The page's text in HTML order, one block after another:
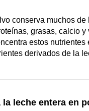
conserva muchos
grasas, calcio
estos
derivados de la
la leche entera en